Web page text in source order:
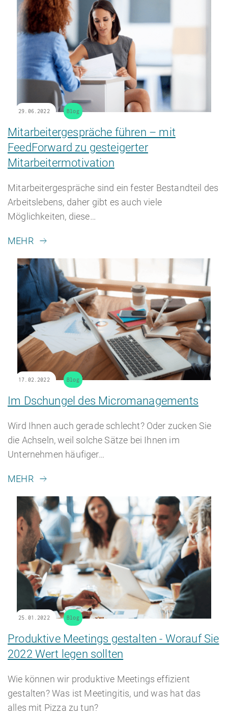
29.06.2022 Blog
Mitarbeitergespräche führen – mit
FeedForward zu gesteigerter
Mitarbeitermotivation
Mitarbeitergespräche sind ein fester Bestandteil des
Arbeitslebens, daher gibt es auch viele
Möglichkeiten, diese…
MEHR
17.02.2022 Blog
Im Dschungel des Micromanagements
Wird Ihnen auch gerade schlecht? Oder zucken Sie
die Achseln, weil solche Sätze bei Ihnen im
Unternehmen häufiger…
MEHR
25.01.2022 Blog
Produktive Meetings gestalten - Worauf Sie
2022 Wert legen sollten
Wie können wir produktive Meetings effizient
gestalten? Was ist Meetingitis, und was hat das
alles mit Pizza zu tun?